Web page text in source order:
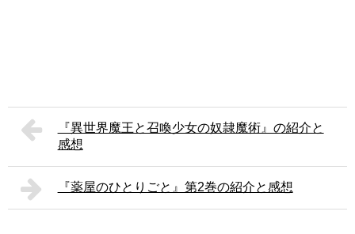
『異世界魔王と召喚少女の奴隷魔術』の紹介と
感想
『薬屋のひとりごと』第2巻の紹介と感想